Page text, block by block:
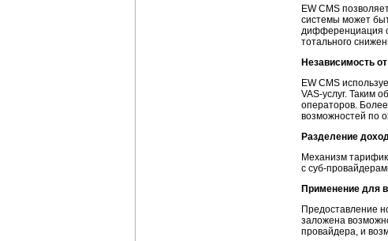
EW CMS
системы может
дифференциация
тотального
Независимость
EW CMS
VAS-услуг. Таким
операторов.
возможностей по
Разделение
Механизм
с суб-
Применение для
Предоставление
заложена
провайдера, и